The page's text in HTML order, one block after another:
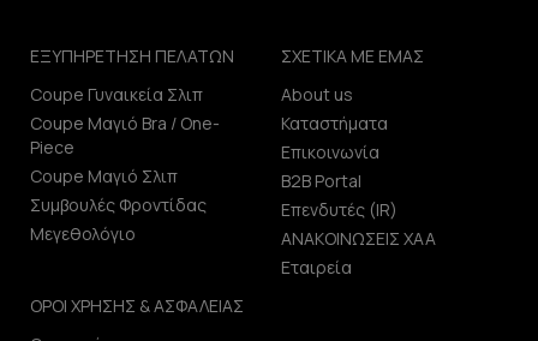
ΕΞΥΠΗΡΕΤΗΣΗ ΠΕΛΑΤΩΝ
Coupe Γυναικεία Σλιπ
Coupe Μαγιό Bra / One-
Piece
Coupe Μαγιό Σλιπ
Συμβουλές Φροντίδας
Μεγεθολόγιο
ΣΧΕΤΙΚΑ ΜΕ ΕΜΑΣ
About us
Καταστήματα
Επικοινωνία
B2B Portal
Επενδυτές (IR)
ΑΝΑΚΟΙΝΩΣΕΙΣ ΧΑΑ
Εταιρεία
ΟΡΟΙ ΧΡΗΣΗΣ & ΑΣΦΑΛΕΙΑΣ